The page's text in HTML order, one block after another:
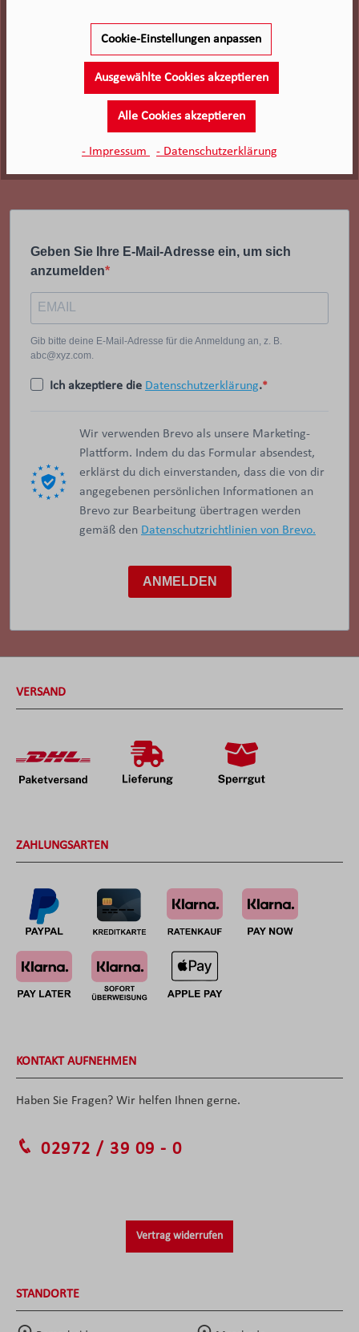
Geben Sie Ihre E-Mail-Adresse ein, um sich
anzumelden
Gib bitte deine E-Mail-Adresse für die Anmeldung an, z. B.
abc@xyz.com.
Ich akzeptiere die Datenschutzerklärung.
Wir verwenden Brevo als unsere Marketing-
Plattform. Indem du das Formular absendest,
erklärst du dich einverstanden, dass die von dir
angegebenen persönlichen Informationen an
Brevo zur Bearbeitung übertragen werden
gemäß den Datenschutzrichtlinien von Brevo.
ANMELDEN
VERSAND
ZAHLUNGSARTEN
KONTAKT AUFNEHMEN
Haben Sie Fragen? Wir helfen Ihnen gerne.
02972 / 39 09 - 0
Vertrag widerrufen
STANDORTE
Cookie-Einstellungen anpassen
Ausgewählte Cookies akzeptieren
Alle Cookies akzeptieren
- Impressum - Datenschutzerklärung